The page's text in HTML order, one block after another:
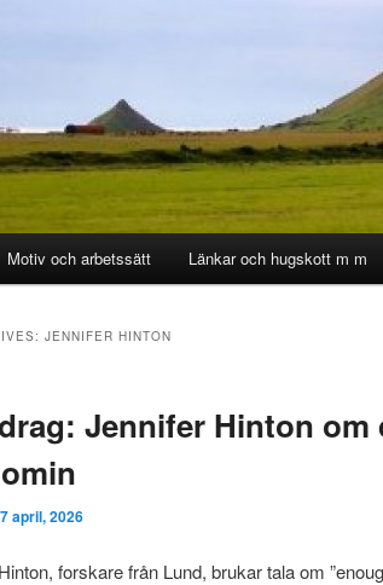
primary content
secondary content
Motiv och arbetssätt Länkar och hugskott m m
JENNIFER HINTON
Jennifer Hinton om
7 april, 2026
forskare från Lund, brukar tala om